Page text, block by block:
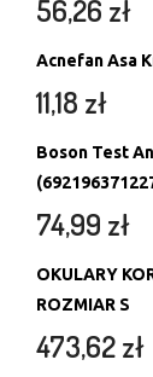
56,26 zł
Acnefan Asa
11,18 zł
Boson Test
74,99 zł
OKULARY
ROZMIAR S
473,62zł